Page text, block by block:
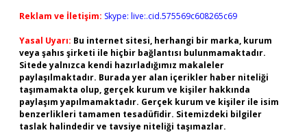
Reklam ve İletişim: Skype: live:.cid.575569c608265c69
Yasal Uyarı: Bu internet sitesi, herhangi bir marka, kurum
veya şahıs şirketi ile hiçbir bağlantısı bulunmamaktadır.
Sitede yalnızca kendi hazırladığımız makaleler
paylaşılmaktadır. Burada yer alan içerikler haber niteliği
taşımamakta olup, gerçek kurum ve kişiler hakkında
paylaşım yapılmamaktadır. Gerçek kurum ve kişiler ile isim
benzerlikleri tamamen tesadüfidir. Sitemizdeki bilgiler
taslak halindedir ve tavsiye niteliği taşımazlar.